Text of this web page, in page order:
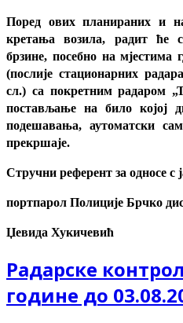
Поред ових планираних и
кретања возила, радит ће
брзине, посебно на мјестима
(послије стационарних
сл.) са покретним радаром
постављање на било којој
подешавања, аутоматски
прекршаје.
Стручни референт за односе с
портпарол Полиције Брчко
Џевида Хукичевић
Радарске
године до